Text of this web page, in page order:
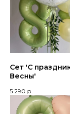
Сет 'С
Весны'
5 290 р.
+7
Доставка 24/7
Прием